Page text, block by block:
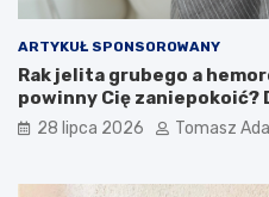
ARTYKUŁ SPONSOROWANY
Rak jelita grubego a
powinny Cię zaniepokoić?
28 lipca 2026 Tomasz